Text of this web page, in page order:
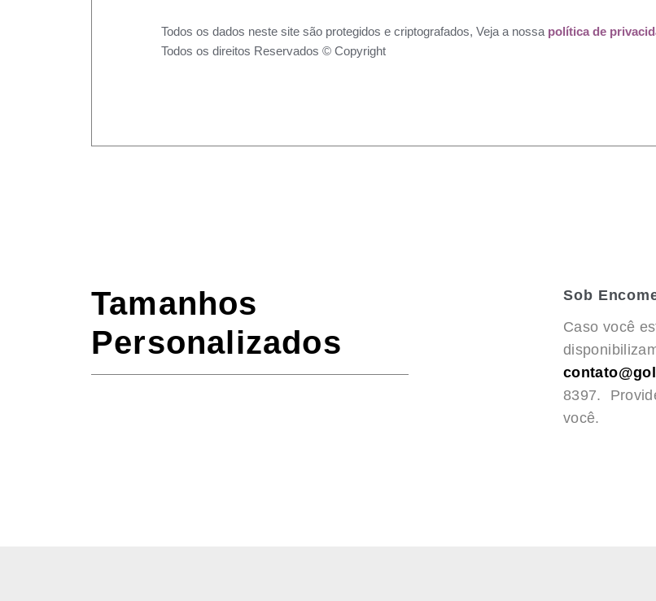
Todos os dados neste site são protegidos e criptografados, Veja a nossa política de
Todos os direitos Reservados © Copyright
Tamanhos
Personalizados
Sob
Caso você
8397.
você.